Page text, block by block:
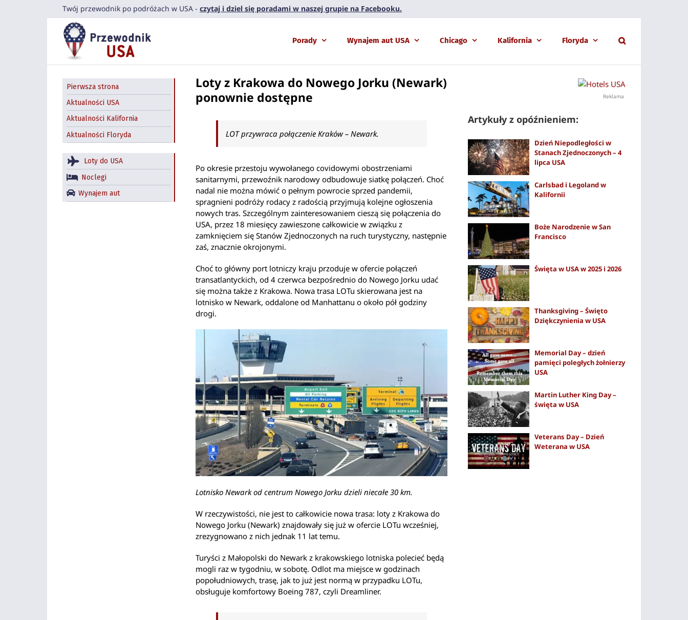
Twój przewodnik po podróżach w USA - czytaj i dziel się poradami w naszej grupie na Facebooku.
Porady Wynajem aut USA Chicago Kalifornia Floryda
Loty z Krakowa do Nowego Jorku (Newark)
ponownie dostępne
LOT przywraca połączenie Kraków – Newark.
Po okresie przestoju wywołanego covidowymi obostrzeniami
sanitarnymi, przewoźnik narodowy odbudowuje siatkę połączeń. Choć
nadal nie można mówić o pełnym powrocie sprzed pandemii,
spragnieni podróży rodacy z radością przyjmują kolejne ogłoszenia
nowych tras. Szczególnym zainteresowaniem cieszą się połączenia do
USA, przez 18 miesięcy zawieszone całkowicie w związku z
zamknięciem się Stanów Zjednoczonych na ruch turystyczny, następnie
zaś, znacznie okrojonymi.
Choć to główny port lotniczy kraju przoduje w ofercie połączeń
transatlantyckich, od 4 czerwca bezpośrednio do Nowego Jorku udać
się można także z Krakowa. Nowa trasa LOTu skierowana jest na
lotnisko w Newark, oddalone od Manhattanu o około pół godziny
drogi.
Lotnisko Newark od centrum Nowego Jorku dzieli niecałe 30 km.
W rzeczywistości, nie jest to całkowicie nowa trasa: loty z Krakowa do
Nowego Jorku (Newark) znajdowały się już w ofercie LOTu wcześniej,
zrezygnowano z nich jednak 11 lat temu.
Turyści z Małopolski do Newark z krakowskiego lotniska polecieć będą
mogli raz w tygodniu, w sobotę. Odlot ma miejsce w godzinach
popołudniowych, trasę, jak to już jest normą w przypadku LOTu,
obsługuje komfortowy Boeing 787, czyli Dreamliner.
Pierwsza strona
Aktualności USA
Aktualności Kalifornia
Aktualności Floryda
Loty do USA
Noclegi
Wynajem aut
Reklama
Artykuły z opóźnieniem:
Dzień Niepodległości w
Stanach Zjednoczonych – 4
lipca USA
Carlsbad i Legoland w
Kalifornii
Boże Narodzenie w San
Francisco
Święta w USA w 2025 i 2026
Thanksgiving – Święto
Dziękczynienia w USA
Memorial Day – dzień
pamięci poległych żołnierzy
USA
Martin Luther King Day –
święta w USA
Veterans Day – Dzień
Weterana w USA